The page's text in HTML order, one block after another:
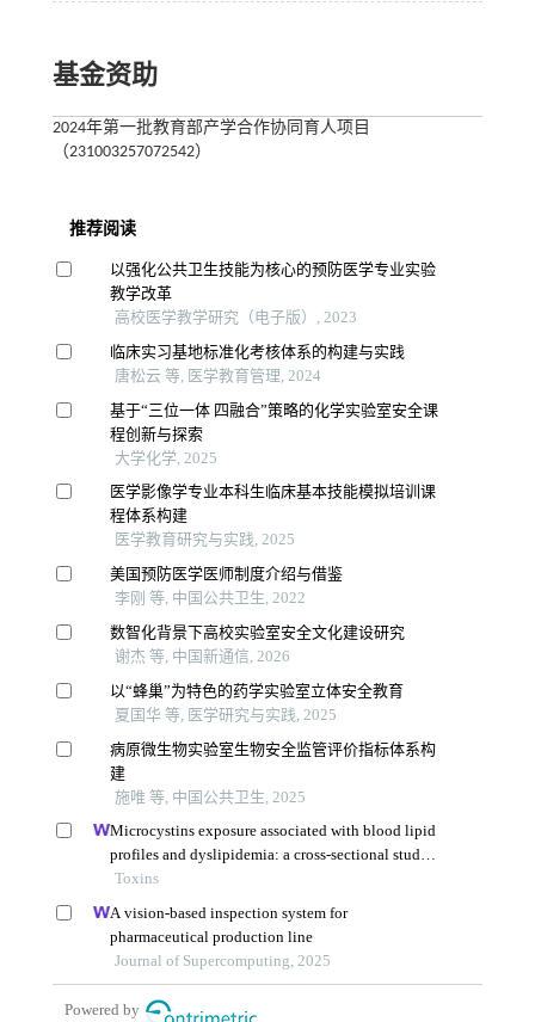
基金资助
2024年第一批教育部产学合作协同育人项目
（231003257072542）